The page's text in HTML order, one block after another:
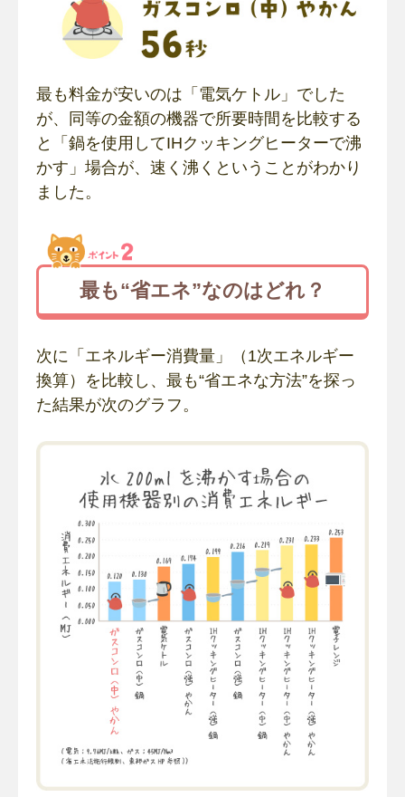
最も料金が安いのは「電気ケトル」でした
が、同等の金額の機器で所要時間を比較する
と「鍋を使用してIHクッキングヒーターで沸
かす」場合が、速く沸くということがわかり
ました。
最も“省エネ”なのはどれ？
次に「エネルギー消費量」（1次エネルギー
換算）を比較し、最も“省エネな方法”を探っ
た結果が次のグラフ。